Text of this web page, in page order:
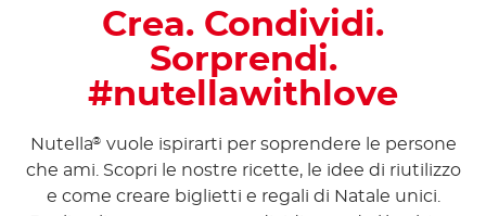
Crea. Condividi.
Sorprendi.
#nutellawithlove
Nutella® vuole ispirarti per soprendere le persone
che ami. Scopri le nostre ricette, le idee di riutilizzo
e come creare biglietti e regali di Natale unici.